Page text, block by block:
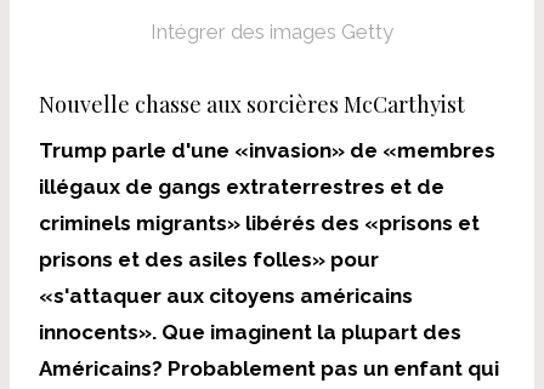
Intégrer des images Getty
Nouvelle chasse aux sorcières McCarthyist
Trump parle d'une «invasion» de «membres
illégaux de gangs extraterrestres et de
criminels migrants» libérés des «prisons et
prisons et des asiles folles» pour
«s'attaquer aux citoyens américains
innocents». Que imaginent la plupart des
Américains? Probablement pas un enfant qui